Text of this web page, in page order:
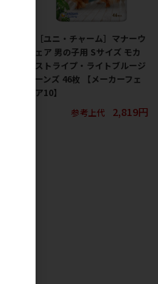
［ユニ・チャーム］マナーウ
ェア 男の子用 Sサイズ モカ
ストライプ・ライトブルージ
ーンズ 46枚 【メーカーフェ
ア10】
参考上代
2,819円